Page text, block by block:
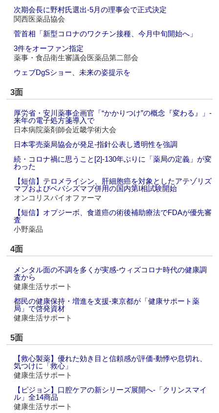
次期会長に野村氏選出‐5月の理事会で正式決定
関西医薬品協会
菅首相「新型コロナのワクチン接種、今月中旬開始へ」
3件をオーファン指定
薬事・食品衛生審議会医薬品第二部会
ウェブDgSショー、未来の姿提示を
3面
厚労省・安川薬事企画官「“かかりつけ”の概念『変わる』」‐
来年の電子処方箋導入で
日本病院薬剤師会近畿学術大会
日本零売薬局協会が発足‐指針公表し透明性を強調
続・コロナ禍に思うこと[2]‐130年ぶりに「薬局の定義」が変
わった
【短信】テロメライシン、肝細胞癌を対象としたアテゾリズ
マブおよびベバシズマブ併用の国内第I相試験開始
オンコリスバイオファーマ
【短信】オプジーボ、食道癌の術後補助療法でFDAが優先審
査
小野薬品
4面
メンタル面の不調を多くが実感‐ウィズコロナ時代の健康調
査から
健康生活サポート
都民の健康保持・増進を支援‐東京都が「健康サポート薬
局」で啓発資材
健康生活サポート
5面
【救心製薬】優れた効き目と信頼感が評価‐動悸や息切れ、
気つけに「救心」
健康生活サポート
【ピジョン】口腔ケアの新シリーズ展開へ‐「クリンスマイ
ル」全14商品
健康生活サポート